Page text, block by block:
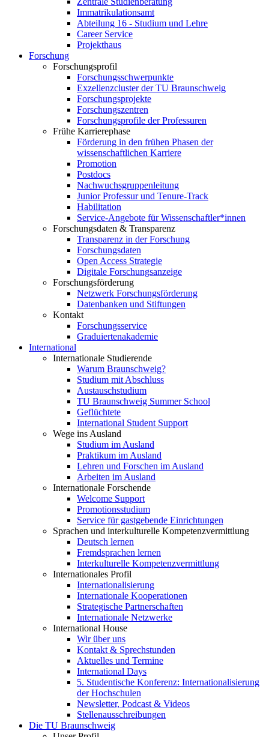
Immatrikulationsamt
Abteilung 16 - Studium und Lehre
Career Service
Projekthaus
Forschung
Forschungsprofil
Forschungsschwerpunkte
Exzellenzcluster der TU Braunschweig
Forschungsprojekte
Forschungszentren
Forschungsprofile der Professuren
Frühe Karrierephase
Förderung in den frühen Phasen der
wissenschaftlichen Karriere
Promotion
Postdocs
Nachwuchsgruppenleitung
Junior Professur und Tenure-Track
Habilitation
Service-Angebote für Wissenschaftler*innen
Forschungsdaten & Transparenz
Transparenz in der Forschung
Forschungsdaten
Open Access Strategie
Digitale Forschungsanzeige
Forschungsförderung
Netzwerk Forschungsförderung
Datenbanken und Stiftungen
Kontakt
Forschungsservice
Graduiertenakademie
International
Internationale Studierende
Warum Braunschweig?
Studium mit Abschluss
Austauschstudium
TU Braunschweig Summer School
Geflüchtete
International Student Support
Wege ins Ausland
Studium im Ausland
Praktikum im Ausland
Lehren und Forschen im Ausland
Arbeiten im Ausland
Internationale Forschende
Welcome Support
Promotionsstudium
Service für gastgebende Einrichtungen
Sprachen und interkulturelle Kompetenzvermittlung
Deutsch lernen
Fremdsprachen lernen
Interkulturelle Kompetenzvermittlung
Internationales Profil
Internationalisierung
Internationale Kooperationen
Strategische Partnerschaften
Internationale Netzwerke
International House
Wir über uns
Kontakt & Sprechstunden
Aktuelles und Termine
International Days
5. Studentische Konferenz: Internationalisierung
der Hochschulen
Newsletter, Podcast & Videos
Stellenausschreibungen
Die TU Braunschweig